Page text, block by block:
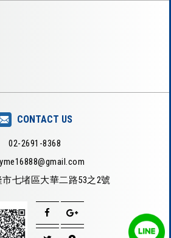
CONTACT US
02-2691-8368
市七堵區大華二路53之2號